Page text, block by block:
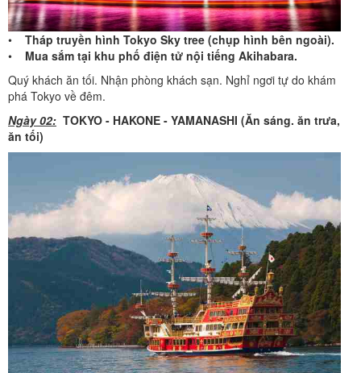
• Tháp truyền hình Tokyo Sky tree (chụp hình bên ngoài).
• Mua sắm tại khu phố điện tử nội tiếng Akihabara.
Quý khách ăn tối. Nhận phòng khách sạn. Nghỉ ngơi tự do khám
phá Tokyo về đêm.
Ngày 02: TOKYO - HAKONE - YAMANASHI (Ăn sáng. ăn trưa,
ăn tối)